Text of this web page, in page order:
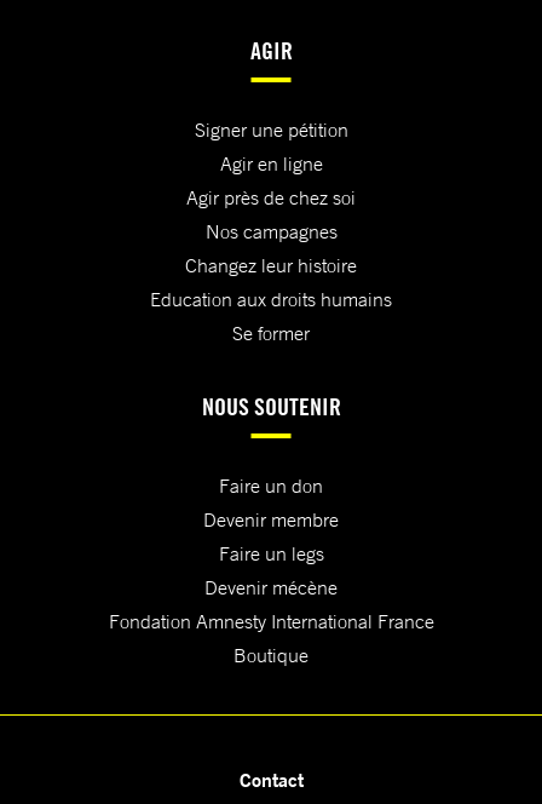
AGIR
Signer une pétition
Agir en ligne
Agir près de chez soi
Nos campagnes
Changez leur histoire
Education aux droits humains
Se former
NOUS SOUTENIR
Faire un don
Devenir membre
Faire un legs
Devenir mécène
Fondation Amnesty International France
Boutique
Contact